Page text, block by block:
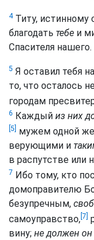
4Титу, истинному
благодать тебе и
Спасителя нашего.
5 Я оставил тебя
то, что осталось
городам
6 Каждый из них
[5] мужем одной
верующими и
в распутстве или
7 Ибо тому, кто
домоправителю
безупречным,
самоуправство, [7]
вину; не должен